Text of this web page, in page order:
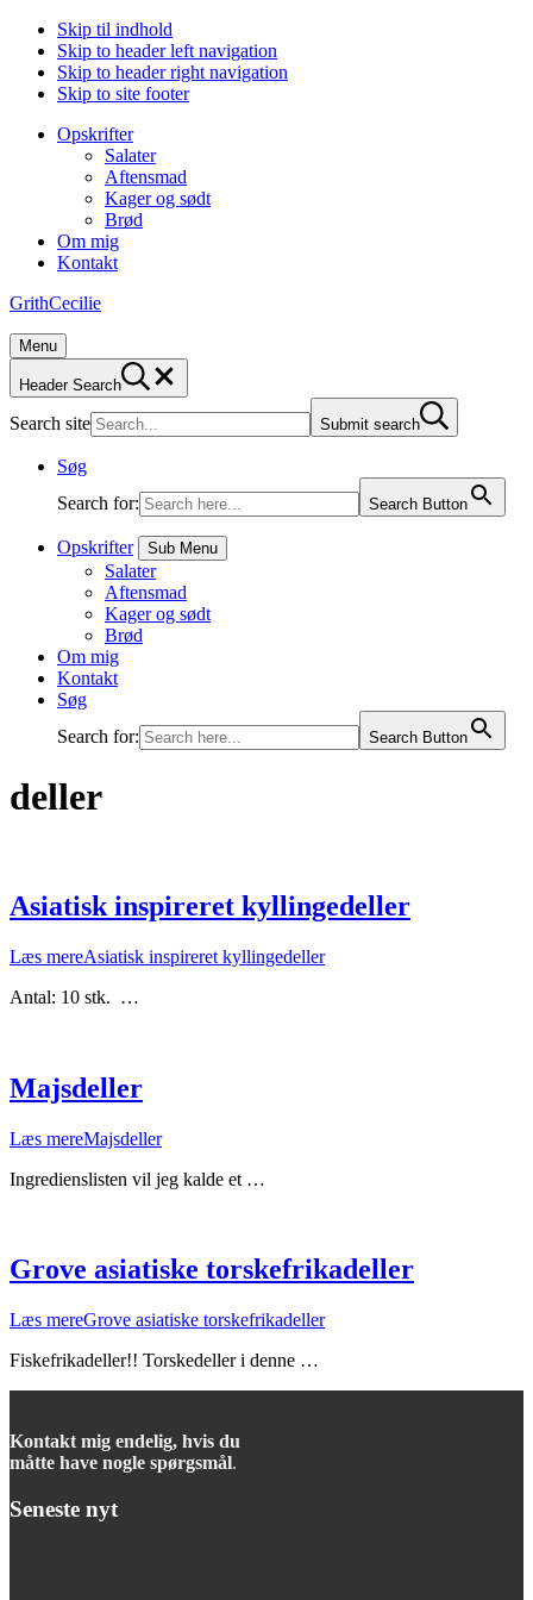
Skip til indhold
Skip to header left navigation
Skip to header right navigation
Skip to site footer
Opskrifter
Salater
Aftensmad
Kager og sødt
Brød
Om mig
Kontakt
GrithCecilie
Menu
Header Search
Search site Submit search
Søg
Search for:
Search Button
Opskrifter Sub Menu
Salater
Aftensmad
Kager og sødt
Brød
Om mig
Kontakt
Søg
Search for:
Search Button
deller
Asiatisk inspireret kyllingedeller
Læs mereAsiatisk inspireret kyllingedeller
Antal: 10 stk. …
Majsdeller
Læs mereMajsdeller
Ingredienslisten vil jeg kalde et …
Grove asiatiske torskefrikadeller
Læs mereGrove asiatiske torskefrikadeller
Fiskefrikadeller!! Torskedeller i denne …
Kontakt mig endelig, hvis du
måtte have nogle spørgsmål.
Seneste nyt